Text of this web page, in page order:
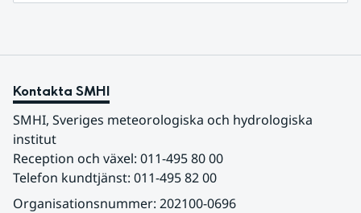
Kontakta SMHI
SMHI, Sveriges meteorologiska och hydrologiska
institut
Reception och växel: 011-495 80 00
Telefon kundtjänst: 011-495 82 00
Organisationsnummer: 202100-0696